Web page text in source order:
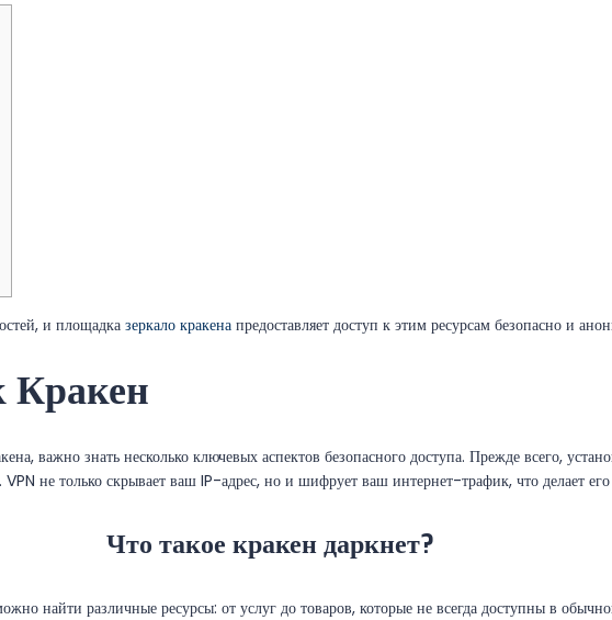
и площадка зеркало кракена предоставляет доступ к этим ресурсам безопасно и
Кракен
важно знать несколько ключевых аспектов безопасного доступа. Прежде всего,
не только скрывает ваш IP-адрес, но и шифрует ваш интернет-трафик, что делает
Что такое кракен даркнет?
найти различные ресурсы: от услуг до товаров, которые не всегда доступны в